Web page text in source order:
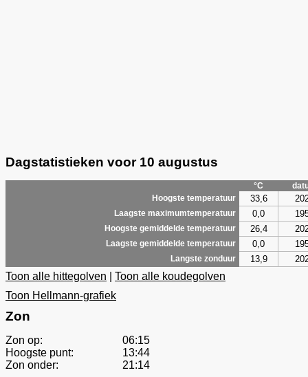
Dagstatistieken voor 10 augustus
°C
Hoogste temperatuur
33,6
Laagste maximumtemperatuur 0,0
Hoogste gemiddelde temperatuur 26,4
Laagste gemiddelde temperatuur 0,0
Langste zonduur 13,9
Toon alle hittegolven
Toon alle koudegolven
Toon Hellmann-grafiek
Zon
Zon op:
06:15
Hoogste punt:
13:44
Zon onder:
21:14